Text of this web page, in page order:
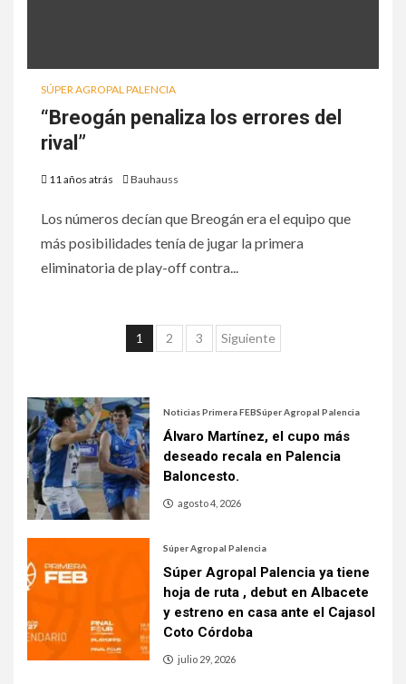
SÚPER AGROPAL PALENCIA
“Breogán penaliza los errores del
rival”
11 años atrás Bauhauss
Los números decían que Breogán era el equipo que
más posibilidades tenía de jugar la primera
eliminatoria de play-off contra...
1 2 3 Siguiente
Noticias Primera FEBSúper Agropal Palencia
Álvaro Martínez, el cupo más
deseado recala en Palencia
Baloncesto.
agosto 4, 2026
Súper Agropal Palencia
Súper Agropal Palencia ya tiene
hoja de ruta , debut en Albacete
y estreno en casa ante el Cajasol
Coto Córdoba
julio 29, 2026